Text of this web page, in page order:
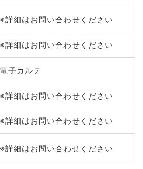
※詳細はお問い合わせください
※詳細はお問い合わせください
電子カルテ
※詳細はお問い合わせください
※詳細はお問い合わせください
※詳細はお問い合わせください